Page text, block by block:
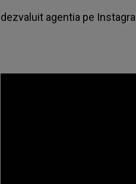
dezvaluit agentia pe